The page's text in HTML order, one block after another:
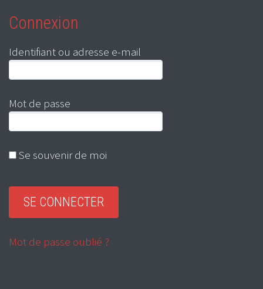
Connexion
Identifiant ou adresse e-mail
Mot de passe
Se souvenir de moi
Mot de passe oublié ?